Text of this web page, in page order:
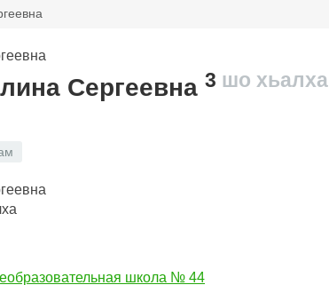
Сергеевна 3 шо хьалха
школа № 44